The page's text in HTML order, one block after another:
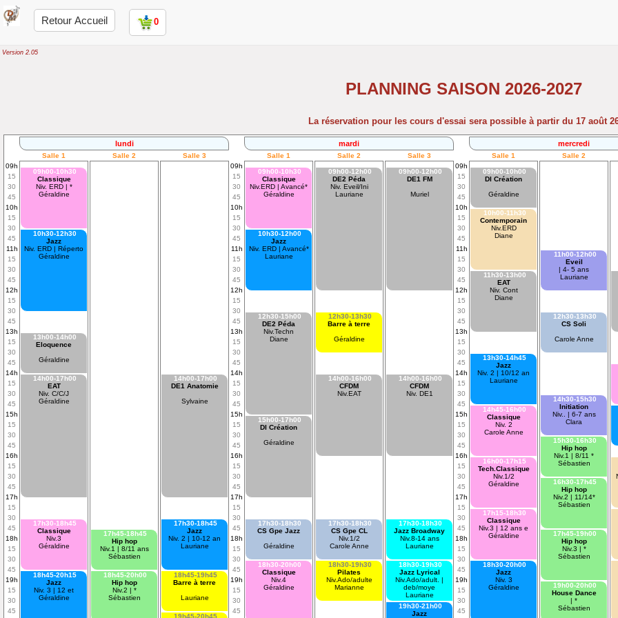
Retour Accueil 0
Version 2.05
PLANNING SAISON 2026-2027
La réservation pour les cours d'essai sera possible à partir du 17 août
lundi mardi mercredi
Salle 1 Salle 2 Salle 3 Salle 1 Salle 2 Salle 3 Salle 1 Salle 2
09h
15
30
45
10h
15
30
45
11h
15
30
45
12h
15
30
45
13h
15
30
45
14h
15
30
45
15h
15
30
45
16h
15
30
45
17h
15
30
45
18h
15
30
45
19h
15
30
45
09h00-10h30
Classique
Niv. ERD | *
Géraldine
10h30-12h30
Jazz
Niv. ERD | Réperto
Géraldine
13h00-14h00
Eloquence
Géraldine
14h00-17h00
EAT
Niv. C/C/J
Géraldine
17h30-18h45
Classique
Niv.3
Géraldine
18h45-20h15
Jazz
Niv. 3 | 12 et
Géraldine
17h45-18h45
Hip hop
Niv.1 | 8/11 ans
Sébastien
18h45-20h00
Hip hop
Niv.2 | *
Sébastien
14h00-17h00
DE1 Anatomie
Sylvaine
17h30-18h45
Jazz
Niv. 2 | 10-12 an
Lauriane
18h45-19h45
Barre à terre
Lauriane
19h45-20h45
09h
15
30
45
10h
15
30
45
11h
15
30
45
12h
15
30
45
13h
15
30
45
14h
15
30
45
15h
15
30
45
16h
15
30
45
17h
15
30
45
18h
15
30
45
19h
15
30
45
09h00-10h30
Classique
Niv.ERD | Avancé*
Géraldine
10h30-12h00
Jazz
Niv. ERD | Avancé*
Lauriane
12h30-15h00
DE2 Péda
Niv.Techn
Diane
15h00-17h00
DI Création
Géraldine
17h30-18h30
CS Gpe Jazz
Géraldine
18h30-20h00
Classique
Niv.4
Géraldine
09h00-12h00
DE2 Péda
Niv. Eveil/Ini
Lauriane
12h30-13h30
Barre à terre
Géraldine
14h00-16h00
CFDM
Niv.EAT
17h30-18h30
CS Gpe CL
Niv.1/2
Carole Anne
18h30-19h30
Pilates
Niv.Ado/adulte
Marianne
09h00-12h00
DE1 FM
Muriel
14h00-16h00
CFDM
Niv. DE1
17h30-18h30
Jazz Broadway
Niv.8-14 ans
Lauriane
18h30-19h30
Jazz Lyrical
Niv.Ado/adult. |
deb/moye
Lauriane
19h30-21h00
Jazz
09h
15
30
45
10h
15
30
45
11h
15
30
45
12h
15
30
45
13h
15
30
45
14h
15
30
45
15h
15
30
45
16h
15
30
45
17h
15
30
45
18h
15
30
45
19h
15
30
45
09h00-10h00
DI Création
Géraldine
10h00-11h30
Contemporain
Niv.ERD
Diane
11h30-13h00
EAT
Niv. Cont
Diane
13h30-14h45
Jazz
Niv. 2 | 10/12 an
Lauriane
14h45-16h00
Classique
Niv. 2
Carole Anne
16h00-17h15
Tech.Classique
Niv.1/2
Géraldine
17h15-18h30
Classique
Niv.3 | 12 ans e
Géraldine
18h30-20h00
Jazz
Niv. 3
Géraldine
11h00-12h00
Eveil
| 4- 5 ans
Lauriane
12h30-13h30
CS Soli
Carole Anne
14h30-15h30
Initiation
Niv.. | 6-7 ans
Clara
15h30-16h30
Hip hop
Niv.1 | 8/11 *
Sébastien
16h30-17h45
Hip hop
Niv.2 | 11/14*
Sébastien
17h45-19h00
Hip hop
Niv.3 | *
Sébastien
19h00-20h00
House Dance
| *
Sébastien